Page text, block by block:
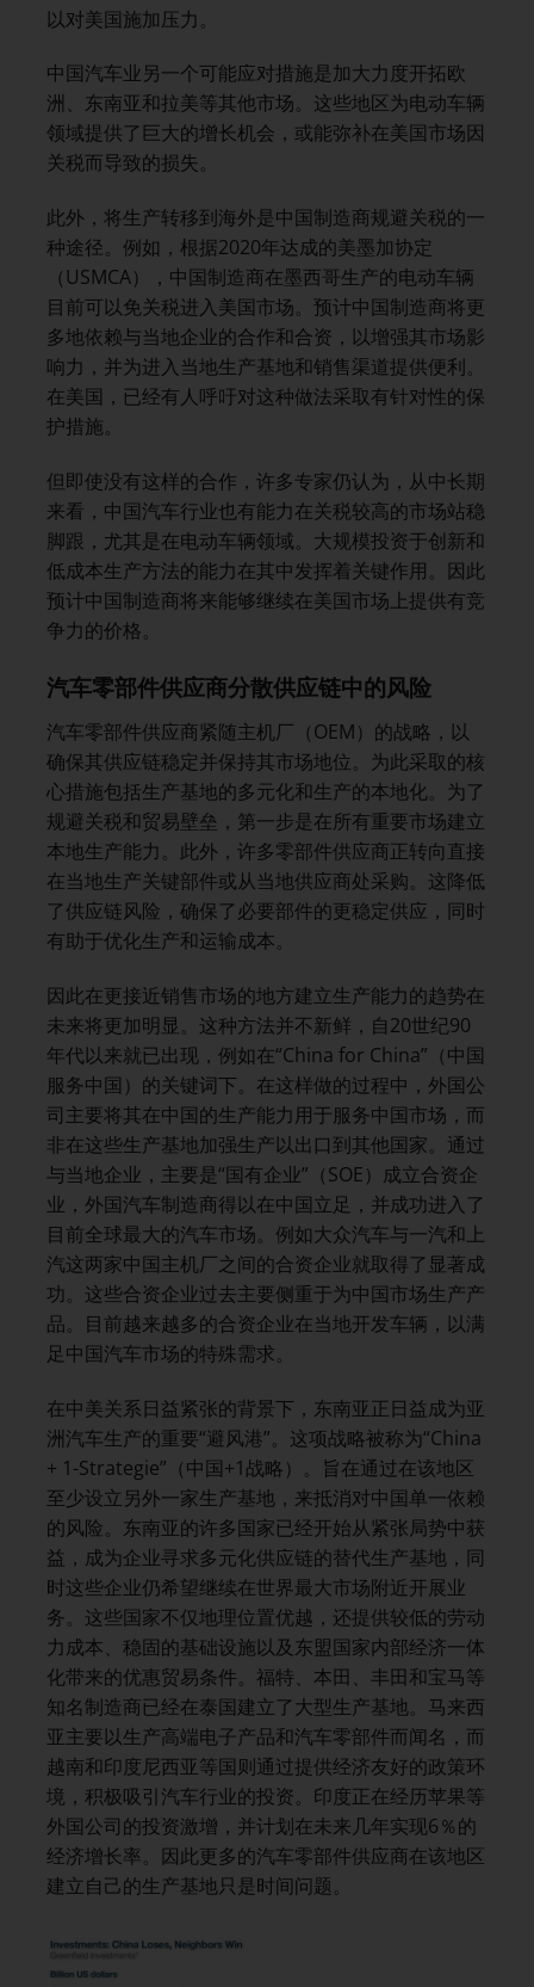
以对美国施加压力。
中国汽车业另一个可能应对措施是加大力度开拓欧
洲、东南亚和拉美等其他市场。这些地区为电动车辆
领域提供了巨大的增长机会，或能弥补在美国市场因
关税而导致的损失。
此外，将生产转移到海外是中国制造商规避关税的一
种途径。例如，根据2020年达成的美墨加协定
（USMCA），中国制造商在墨西哥生产的电动车辆
目前可以免关税进入美国市场。预计中国制造商将更
多地依赖与当地企业的合作和合资，以增强其市场影
响力，并为进入当地生产基地和销售渠道提供便利。
在美国，已经有人呼吁对这种做法采取有针对性的保
护措施。
但即使没有这样的合作，许多专家仍认为，从中长期
来看，中国汽车行业也有能力在关税较高的市场站稳
脚跟，尤其是在电动车辆领域。大规模投资于创新和
低成本生产方法的能力在其中发挥着关键作用。因此
预计中国制造商将来能够继续在美国市场上提供有竞
争力的价格。
汽车零部件供应商分散供应链中的风险
汽车零部件供应商紧随主机厂（OEM）的战略，以
确保其供应链稳定并保持其市场地位。为此采取的核
心措施包括生产基地的多元化和生产的本地化。为了
规避关税和贸易壁垒，第一步是在所有重要市场建立
本地生产能力。此外，许多零部件供应商正转向直接
在当地生产关键部件或从当地供应商处采购。这降低
了供应链风险，确保了必要部件的更稳定供应，同时
有助于优化生产和运输成本。
因此在更接近销售市场的地方建立生产能力的趋势在
未来将更加明显。这种方法并不新鲜，自20世纪90
年代以来就已出现，例如在“China for China”（中国
服务中国）的关键词下。在这样做的过程中，外国公
司主要将其在中国的生产能力用于服务中国市场，而
非在这些生产基地加强生产以出口到其他国家。通过
与当地企业，主要是“国有企业”（SOE）成立合资企
业，外国汽车制造商得以在中国立足，并成功进入了
目前全球最大的汽车市场。例如大众汽车与一汽和上
汽这两家中国主机厂之间的合资企业就取得了显著成
功。这些合资企业过去主要侧重于为中国市场生产产
品。目前越来越多的合资企业在当地开发车辆，以满
足中国汽车市场的特殊需求。
在中美关系日益紧张的背景下，东南亚正日益成为亚
洲汽车生产的重要“避风港”。这项战略被称为“China
+ 1-Strategie”（中国+1战略）。旨在通过在该地区
至少设立另外一家生产基地，来抵消对中国单一依赖
的风险。东南亚的许多国家已经开始从紧张局势中获
益，成为企业寻求多元化供应链的替代生产基地，同
时这些企业仍希望继续在世界最大市场附近开展业
务。这些国家不仅地理位置优越，还提供较低的劳动
力成本、稳固的基础设施以及东盟国家内部经济一体
化带来的优惠贸易条件。福特、本田、丰田和宝马等
知名制造商已经在泰国建立了大型生产基地。马来西
亚主要以生产高端电子产品和汽车零部件而闻名，而
越南和印度尼西亚等国则通过提供经济友好的政策环
境，积极吸引汽车行业的投资。印度正在经历苹果等
外国公司的投资激增，并计划在未来几年实现6％的
经济增长率。因此更多的汽车零部件供应商在该地区
建立自己的生产基地只是时间问题。